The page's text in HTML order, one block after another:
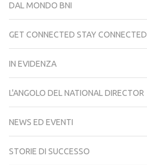
DAL MONDO BNI
GET CONNECTED STAY CONNECTED
IN EVIDENZA
L'ANGOLO DEL NATIONAL DIRECTOR
NEWS ED EVENTI
STORIE DI SUCCESSO